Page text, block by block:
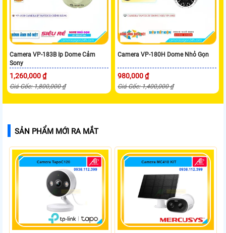
Camera VP-183B Ip Dome Cảm
Sony
1,260,000 ₫
Giá Gốc: 1,800,000 ₫
Camera VP-180H Dome Nhỏ Gọn
980,000 ₫
Giá Gốc: 1,400,000 ₫
SẢN PHẨM MỚI RA MẮT